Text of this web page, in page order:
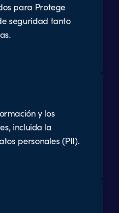
para Protege
seguridad tanto
y los
incluida la
personales (PII).